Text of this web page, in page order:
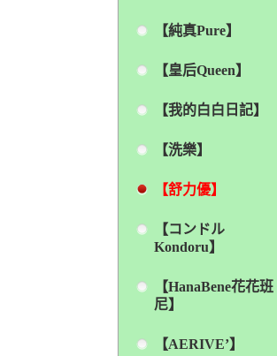
【純真Pure】
【皇后Queen】
【我的白白日記】
【洗樂】
【舒力優】
【コンドル
Kondoru】
【HanaBene花花班
尼】
【AERIVE’】